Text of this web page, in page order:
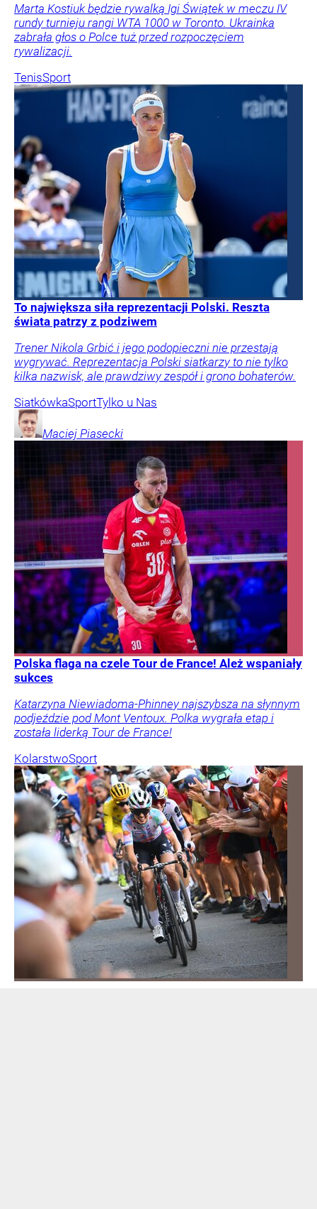
Marta Kostiuk będzie rywalką Igi Świątek w meczu IV
rundy turnieju rangi WTA 1000 w Toronto. Ukrainka
zabrała głos o Polce tuż przed rozpoczęciem
rywalizacji.
TenisSport
To największa siła reprezentacji Polski. Reszta
świata patrzy z podziwem
Trener Nikola Grbić i jego podopieczni nie przestają
wygrywać. Reprezentacja Polski siatkarzy to nie tylko
kilka nazwisk, ale prawdziwy zespół i grono bohaterów.
SiatkówkaSportTylko u Nas
Maciej Piasecki
Polska flaga na czele Tour de France! Ależ wspaniały
sukces
Katarzyna Niewiadoma-Phinney najszybsza na słynnym
podjeździe pod Mont Ventoux. Polka wygrała etap i
została liderką Tour de France!
KolarstwoSport